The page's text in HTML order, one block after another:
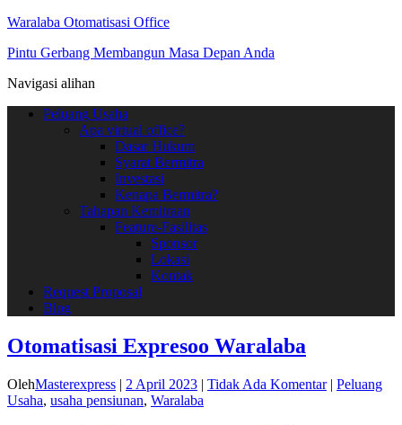
Waralaba Otomatisasi Office
Pintu Gerbang Membangun Masa Depan Anda
Navigasi alihan
Peluang Usaha
Apa virtual office?
Dasar Hukum
Syarat Bermitra
Investasi
Kenapa Bermitra?
Tahapan Kemitraan
Feature-Fasilitas
Sponsor
Lokasi
Kontak
Request Proposal
Blog
Otomatisasi Expresoo Waralaba
OlehMasterexpress | 2 April 2023 | Tidak Ada Komentar| Peluang
Usaha, usaha pensiunan, Waralaba